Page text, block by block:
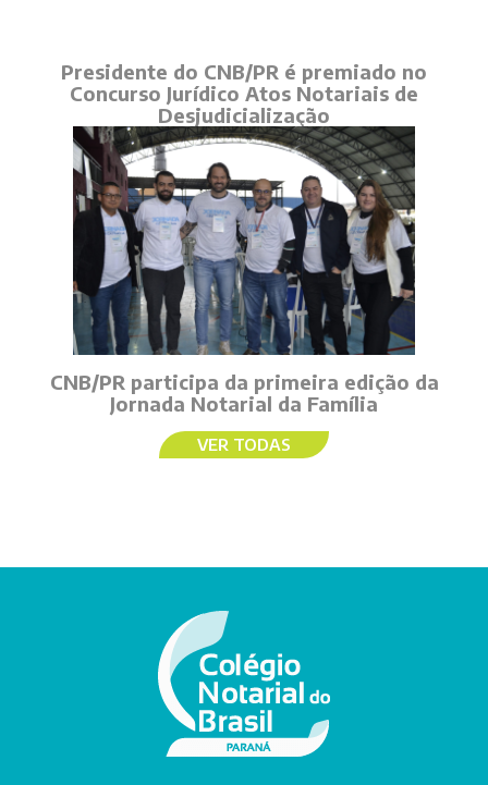
Presidente do CNB/PR é premiado no
Concurso Jurídico Atos Notariais de
Desjudicialização
CNB/PR participa da primeira edição da
Jornada Notarial da Família
VER TODAS